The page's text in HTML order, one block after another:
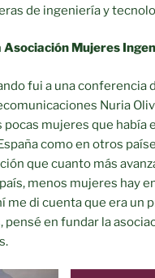
de ingeniería y
Asociación Mujeres
fui a una conferencia
Nuria
pocas mujeres que había
como en otros
que cuanto más
menos mujeres hay
me di cuenta que era un
pensé en fundar la